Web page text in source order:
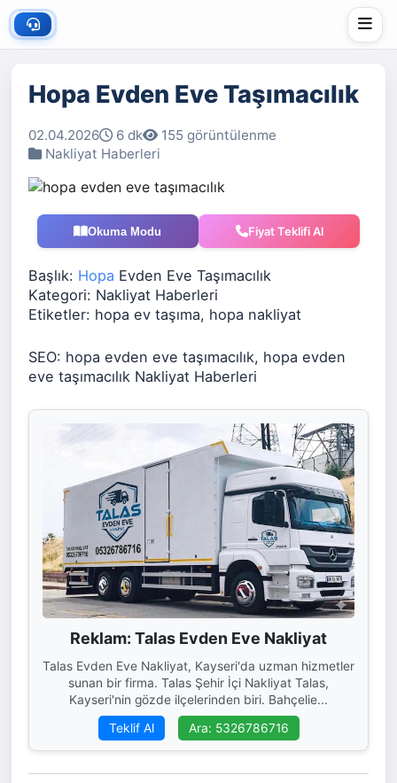
Hopa Evden Eve Taşımacılık
02.04.2026 6 dk
155 görüntülenme
Nakliyat Haberleri
Okuma Modu Fiyat Teklifi Al
Başlık: Hopa Evden Eve Taşımacılık
Kategori: Nakliyat Haberleri
Etiketler: hopa ev taşıma, hopa nakliyat
SEO: hopa evden eve taşımacılık, hopa evden
eve taşımacılık Nakliyat Haberleri
Reklam: Talas Evden Eve Nakliyat
Talas Evden Eve Nakliyat, Kayseri'da uzman hizmetler
sunan bir firma. Talas Şehir İçi Nakliyat Talas,
Kayseri'nin gözde ilçelerinden biri. Bahçelie...
Teklif Al
Ara: 5326786716